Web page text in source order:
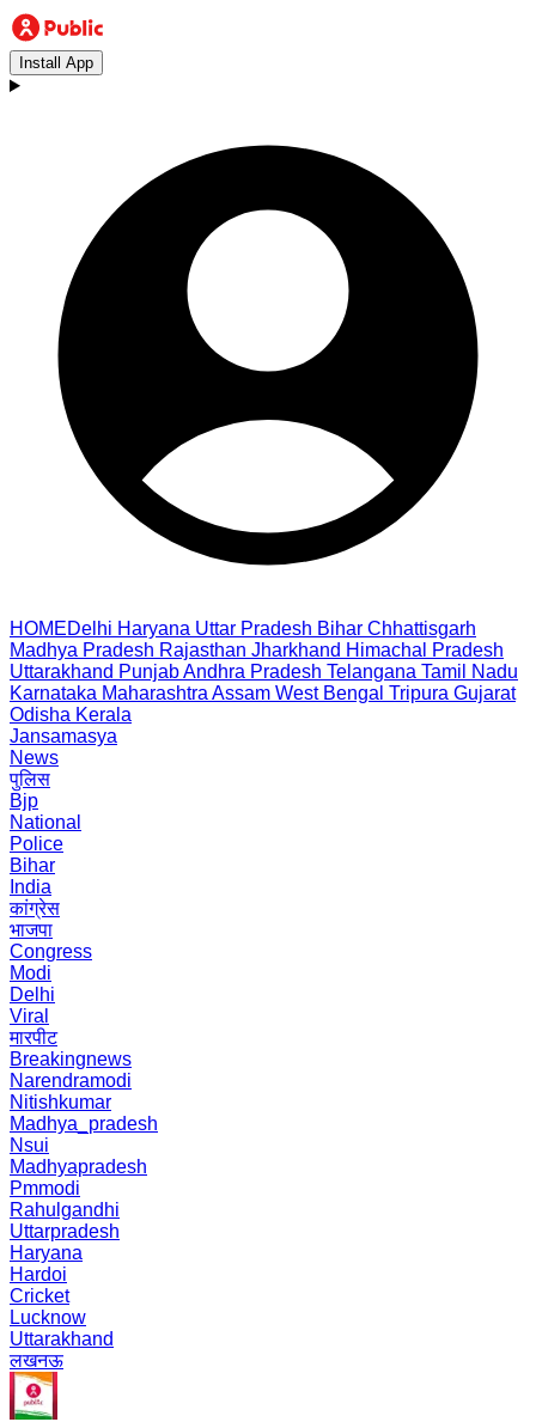
Install App
HOMEDelhi Haryana Uttar Pradesh Bihar Chhattisgarh
Madhya Pradesh Rajasthan Jharkhand Himachal Pradesh
Uttarakhand PunjabAndhra Pradesh Telangana Tamil Nadu
Karnataka Maharashtra Assam West Bengal Tripura Gujarat
Odisha Kerala
Jansamasya
News
पुलिस
Bjp
National
Police
Bihar
India
कांग्रेस
भाजपा
Congress
Modi
Delhi
Viral
मारपीट
Breakingnews
Narendramodi
Nitishkumar
Madhya_pradesh
Nsui
Madhyapradesh
Pmmodi
Rahulgandhi
Uttarpradesh
Haryana
Hardoi
Cricket
Lucknow
Uttarakhand
लखनऊ